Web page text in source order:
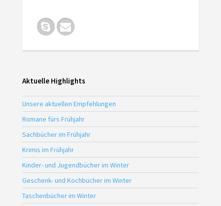
Aktuelle Highlights
Unsere aktuellen Empfehlungen
Romane fürs Frühjahr
Sachbücher im Frühjahr
Krimis im Frühjahr
Kinder- und Jugendbücher im Winter
Geschenk- und Kochbücher im Winter
Taschenbücher im Winter